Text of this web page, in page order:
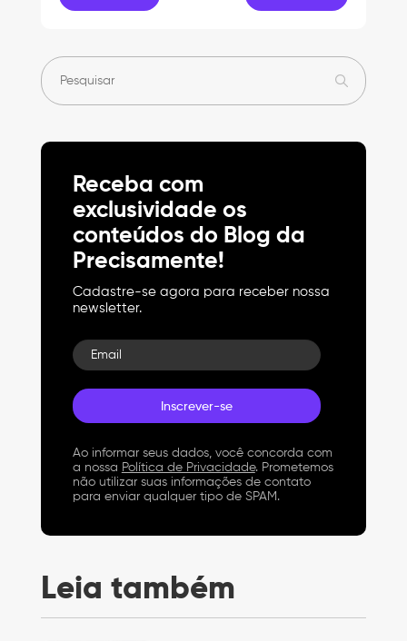
Receba com
exclusividade os
conteúdos do Blog da
Precisamente!
Cadastre-se agora para receber nossa
newsletter.
Email
Ao informar seus dados, você concorda com
a nossa Política de Privacidade. Prometemos
não utilizar suas informações de contato
para enviar qualquer tipo de SPAM.
Leia também